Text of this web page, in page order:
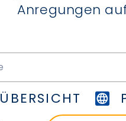
Anregungen
ÜBERSICHT